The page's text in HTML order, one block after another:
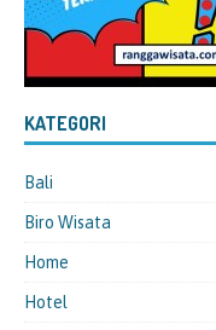
KATEGORI
Bali
Biro Wisata
Home
Hotel